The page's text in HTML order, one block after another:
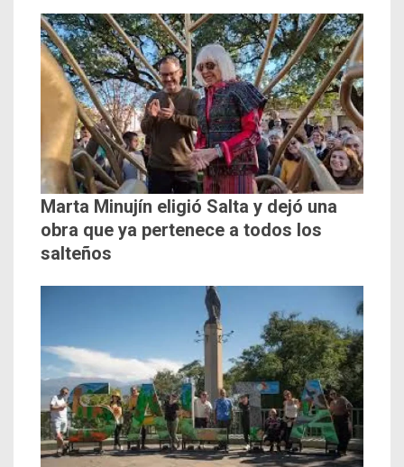
Marta Minujín eligió Salta y dejó una
obra que ya pertenece a todos los
salteños